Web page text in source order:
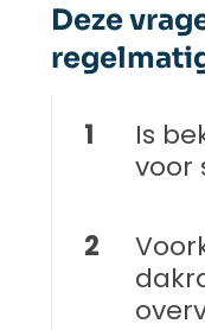
Deze
1
Is
voor
2